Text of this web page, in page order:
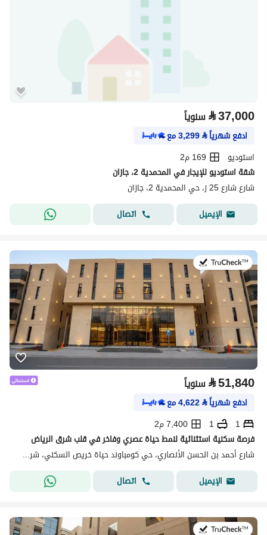
⃁37,000 سنوياً
ادفع شهرياً⃁
3,299مع
استوديو
169 م2
شقة استوديو للإيجار في المحمدية 2، جازان
شارع شارع 25 ز، حي المحمدية 2، جازان
الإيميل
اتصال
في:20 يوليو 2026
⃁51,840 سنوياً
ادفع شهرياً⃁
4,622مع
1
1
7,400 م2
فرصة سكنية استثنائية لنمط حياة عصري وفاخر في قلب شرق الرياض
شارع أحمد بن الحسن الأنصاري، حي كومباوند حياة خريص السكني، شرق الرياض، الرياض
الإيميل
اتصال
في:20 يوليو 2026